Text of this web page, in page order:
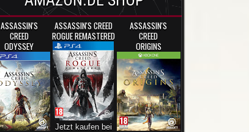
ASSASSIN'S
CREED
ODYSSEY
ASSASSIN'S CREED
ROGUE REMASTERED
Jetzt kaufen bei
ASSASSIN'S
CREED
ORIGINS